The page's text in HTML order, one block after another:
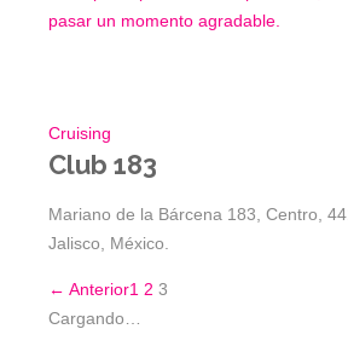
pasar un momento agradable.
Cruising
Club 183
Mariano de la Bárcena 183, Centro,
Jalisco, México.
← Anterior1 2 3
Cargando…